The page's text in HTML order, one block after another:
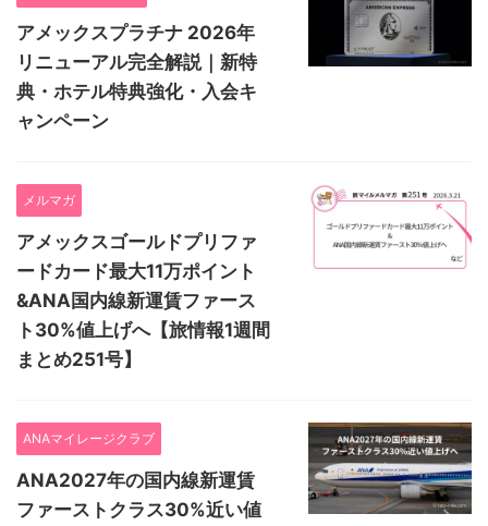
アメックスプラチナ 2026年
リニューアル完全解説｜新特
典・ホテル特典強化・入会キ
ャンペーン
メルマガ
アメックスゴールドプリファ
ードカード最大11万ポイント
&ANA国内線新運賃ファース
ト30%値上げへ【旅情報1週間
まとめ251号】
ANAマイレージクラブ
ANA2027年の国内線新運賃
ファーストクラス30%近い値